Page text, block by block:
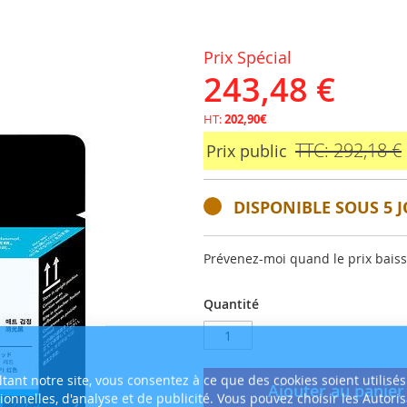
notre site, vous consentez à ce que des cookies soient
d'analyse et de publicité. Vous pouvez choisir les
Prix Spécial
243,48 €
HT:202,90€
Prix public TTC: 292,18 €
DISPONIBLE SOUS 5
Prévenez-moi quand le prix
Quantité
Ajouter au panier